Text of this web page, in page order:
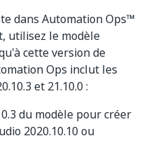
dans Automation Ops™
utilisez le modèle
cette version de
Ops inclut les
et 21.10.0 :
du modèle pour créer
2020.10.10 ou